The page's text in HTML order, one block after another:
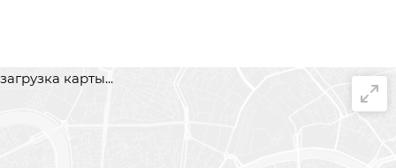
загрузка карты...